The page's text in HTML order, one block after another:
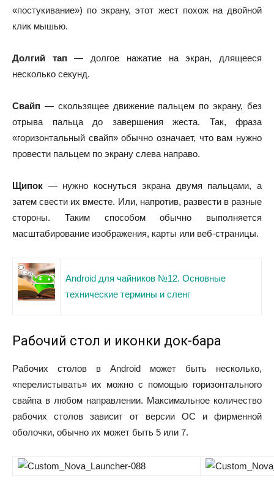
«постукивание») по экрану, этот жест похож на двойной
клик мышью.
Долгий тап — долгое нажатие на экран, длящееся
несколько секунд.
Свайп — скользящее движение пальцем по экрану, без
отрыва пальца до завершения жеста. Так, фраза
«горизонтальный свайп» обычно означает, что вам нужно
провести пальцем по экрану слева направо.
Щипок — нужно коснуться экрана двумя пальцами, а
затем свести их вместе. Или, напротив, развести в разные
стороны. Таким способом обычно выполняется
масштабирование изображения, карты или веб-страницы.
Android для чайников №12. Основные
технические термины и сленг
Рабочий стол и иконки док-бара
Рабочих столов в Android может быть несколько,
«перелистывать» их можно с помощью горизонтального
свайпа в любом направлении. Максимальное количество
рабочих столов зависит от версии ОС и фирменной
оболочки, обычно их может быть 5 или 7.